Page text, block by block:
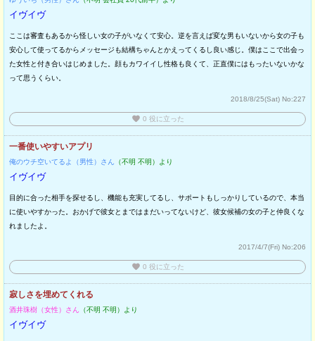
イヴイヴ
ここは審査もあるから怪しい女の子がいなくて安心。逆を言えば変な男もいないから女の子も
安心して使ってるからメッセージも結構ちゃんとかえってくるし良い感じ。僕はここで出会っ
た女性と付き合いはじめました。顔もカワイイし性格も良くて、正直僕にはもったいないかな
って思うくらい。
2018/8/25(Sat) No:227
favorite 0 役に立った
一番使いやすいアプリ
俺のウチ空いてるよ（男性）さん （不明 不明）より
イヴイヴ
目的に合った相手を探せるし、機能も充実してるし、サポートもしっかりしているので、本当
に使いやすかった。おかげで彼女とまではまだいってないけど、彼女候補の女の子と仲良くな
れましたよ。
2017/4/7(Fri) No:206
favorite 0 役に立った
寂しさを埋めてくれる
酒井珠樹（女性）さん （不明 不明）より
イヴイヴ